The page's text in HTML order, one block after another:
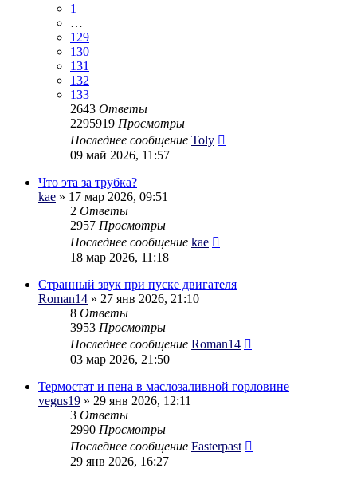
1
…
129
130
131
132
133
2643 Ответы
2295919 Просмотры
Последнее сообщение Toly
09 май 2026, 11:57
Что эта за трубка?
kae » 17 мар 2026, 09:51
2 Ответы
2957 Просмотры
Последнее сообщение kae
18 мар 2026, 11:18
Странный звук при пуске двигателя
Roman14 » 27 янв 2026, 21:10
8 Ответы
3953 Просмотры
Последнее сообщение Roman14
03 мар 2026, 21:50
Термостат и пена в маслозаливной горловине
vegus19 » 29 янв 2026, 12:11
3 Ответы
2990 Просмотры
Последнее сообщение Fasterpast
29 янв 2026, 16:27